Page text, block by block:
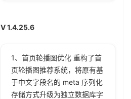
V 1.4.25.6
1、首页轮播图优化 重构了首
页轮播图推荐系统，将原有基
于中文字段名的 meta 序列化
存储方式升级为独立数据库字